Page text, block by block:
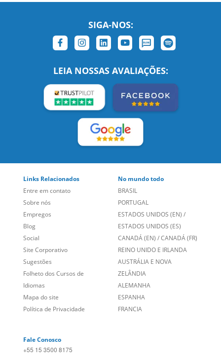
SIGA-NOS:
LEIA NOSSAS AVALIAÇÕES:
Links Relacionados
Entre em contato
Sobre nós
Empregos
Blog
Social
Site Corporativo
Sugestões
Folheto dos Cursos de
Idiomas
Mapa do site
Política de Privacidade
No mundo todo
BRASIL
PORTUGAL
ESTADOS UNIDOS (EN) /
ESTADOS UNIDOS (ES)
CANADÁ (EN) /CANADÁ (FR)
REINO UNIDO E IRLANDA
AUSTRÁLIA E NOVA
ZELÂNDIA
ALEMANHA
ESPANHA
FRANCIA
Fale Conosco
+55 15 3500 8175